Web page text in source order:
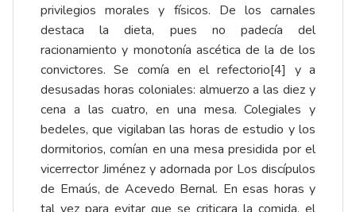
privilegios morales y físicos. De los carnales
destaca la dieta, pues no padecía del
racionamiento y monotonía ascética de la de los
convictores. Se comía en el refectorio[4] y a
desusadas horas coloniales: almuerzo a las diez y
cena a las cuatro, en una mesa. Colegiales y
bedeles, que vigilaban las horas de estudio y los
dormitorios, comían en una mesa presidida por el
vicerrector Jiménez y adornada por Los discípulos
de Emaús, de Acevedo Bernal. En esas horas y